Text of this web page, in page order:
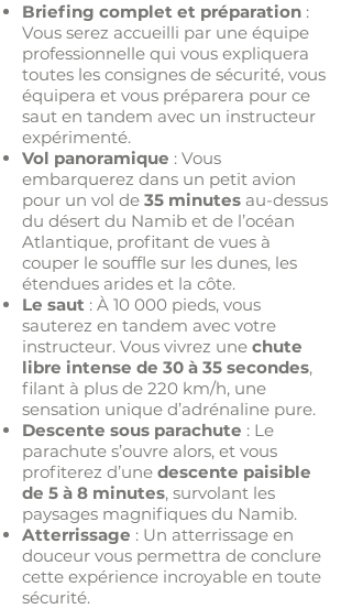
Briefing complet et préparation :
Vous serez accueilli par une équipe
professionnelle qui vous expliquera
toutes les consignes de sécurité, vous
équipera et vous préparera pour ce
saut en tandem avec un instructeur
expérimenté.
Vol panoramique : Vous
embarquerez dans un petit avion
pour un vol de 35 minutes au-dessus
du désert du Namib et de l’océan
Atlantique, profitant de vues à
couper le souffle sur les dunes, les
étendues arides et la côte.
Le saut : À 10 000 pieds, vous
sauterez en tandem avec votre
instructeur. Vous vivrez une chute
libre intense de 30 à 35 secondes,
filant à plus de 220 km/h, une
sensation unique d’adrénaline pure.
Descente sous parachute : Le
parachute s’ouvre alors, et vous
profiterez d’une descente paisible
de 5 à 8 minutes, survolant les
paysages magnifiques du Namib.
Atterrissage : Un atterrissage en
douceur vous permettra de conclure
cette expérience incroyable en toute
sécurité.